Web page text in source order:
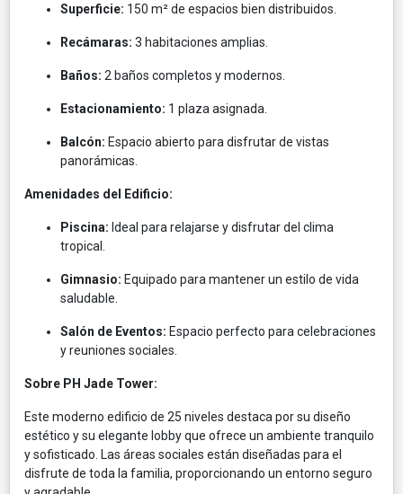
Superficie: 150 m² de espacios bien distribuidos.​
Recámaras: 3 habitaciones amplias.​
Baños: 2 baños completos y modernos.
Estacionamiento: 1 plaza asignada.​
Balcón: Espacio abierto para disfrutar de vistas
panorámicas.​
Amenidades del Edificio:
Piscina: Ideal para relajarse y disfrutar del clima
tropical.​
Gimnasio: Equipado para mantener un estilo de vida
saludable.​
Salón de Eventos: Espacio perfecto para celebraciones
y reuniones sociales.​
Sobre PH Jade Tower:
Este moderno edificio de 25 niveles destaca por su diseño
estético y su elegante lobby que ofrece un ambiente tranquilo
y sofisticado. Las áreas sociales están diseñadas para el
disfrute de toda la familia, proporcionando un entorno seguro